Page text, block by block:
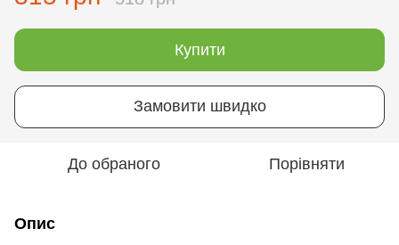
Купити
Замовити швидко
До обраного Порівняти
Опис